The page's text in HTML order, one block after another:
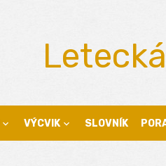
VÝCVIK SLOVNÍK